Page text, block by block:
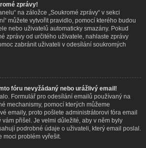
zprávy!
na záložce „Soukromé zprávy“ v sekci
můžete vytvořit pravidlo, pomocí kterého budou
nebo uživatelů automaticky smazány. Pokud
zprávy od určitého uživatele, nahlaste zprávy
zabránit uživateli v odesílání soukromých
fóru nevyžádaný nebo urážlivý email!
Formulář pro odesílání emailů používaný na
mechanismy, pomocí kterých můžeme
emaily, proto pošlete administrátorovi fóra email
přišel. Je velmi důležité, aby v něm byly
podrobné údaje o uživateli, který email poslal.
moci problém vyřešit.